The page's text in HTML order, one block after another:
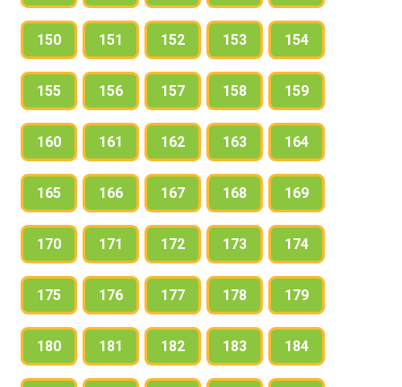
150 151 152 153 154
155 156 157 158 159
160 161 162 163 164
165 166 167 168 169
170 171 172 173 174
175 176 177 178 179
180 181 182 183 184